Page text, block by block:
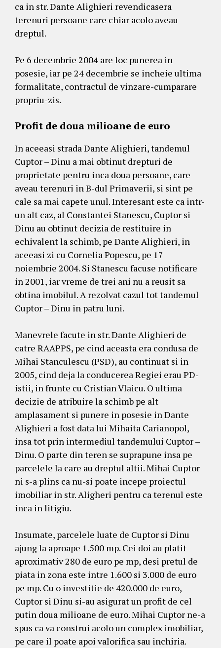
ca in str. Dante Alighieri revendicasera
terenuri persoane care chiar acolo aveau
dreptul.
Pe 6 decembrie 2004 are loc punerea in
posesie, iar pe 24 decembrie se incheie ultima
formalitate, contractul de vinzare-cumparare
propriu-zis.
Profit de doua milioane de euro
In aceeasi strada Dante Alighieri, tandemul
Cuptor – Dinu a mai obtinut drepturi de
proprietate pentru inca doua persoane, care
aveau terenuri in B-dul Primaverii, si sint pe
cale sa mai capete unul. Interesant este ca intr-
un alt caz, al Constantei Stanescu, Cuptor si
Dinu au obtinut decizia de restituire in
echivalent la schimb, pe Dante Alighieri, in
aceeasi zi cu Cornelia Popescu, pe 17
noiembrie 2004. Si Stanescu facuse notificare
in 2001, iar vreme de trei ani nu a reusit sa
obtina imobilul. A rezolvat cazul tot tandemul
Cuptor – Dinu in patru luni.
Manevrele facute in str. Dante Alighieri de
catre RAAPPS, pe cind aceasta era condusa de
Mihai Stanculescu (PSD), au continuat si in
2005, cind deja la conducerea Regiei erau PD-
istii, in frunte cu Cristian Vlaicu. O ultima
decizie de atribuire la schimb pe alt
amplasament si punere in posesie in Dante
Alighieri a fost data lui Mihaita Carianopol,
insa tot prin intermediul tandemului Cuptor –
Dinu. O parte din teren se suprapune insa pe
parcelele la care au dreptul altii. Mihai Cuptor
ni s-a plins ca nu-si poate incepe proiectul
imobiliar in str. Aligheri pentru ca terenul este
inca in litigiu.
Insumate, parcelele luate de Cuptor si Dinu
ajung la aproape 1.500 mp. Cei doi au platit
aproximativ 280 de euro pe mp, desi pretul de
piata in zona este intre 1.600 si 3.000 de euro
pe mp. Cu o investitie de 420.000 de euro,
Cuptor si Dinu si-au asigurat un profit de cel
putin doua milioane de euro. Mihai Cuptor ne-a
spus ca va construi acolo un complex imobiliar,
pe care il poate apoi valorifica sau inchiria.